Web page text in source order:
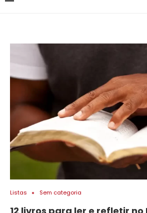
Listas Sem categoria